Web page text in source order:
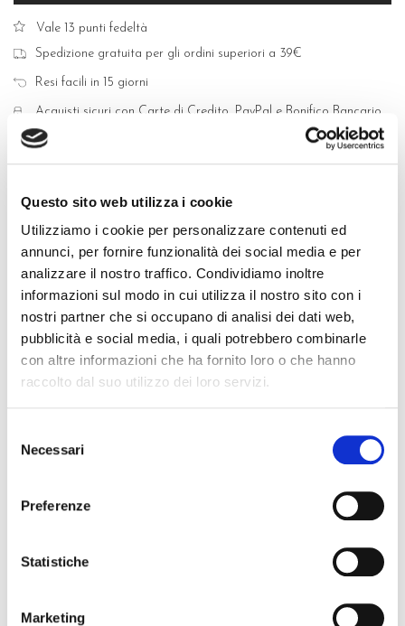
Questo sito web utilizza i cookie
Utilizziamo i cookie per personalizzare contenuti ed
annunci, per fornire funzionalità dei social media e per
analizzare il nostro traffico. Condividiamo inoltre
informazioni sul modo in cui utilizza il nostro sito con i
nostri partner che si occupano di analisi dei dati web,
pubblicità e social media, i quali potrebbero combinarle
con altre informazioni che ha fornito loro o che hanno
raccolto dal suo utilizzo dei loro servizi.
delNecessari
Preferenze
Statistiche
Marketing
Vale 13 punti fedeltà
Spedizione gratuita per gli ordini superiori a 39€
Resi facili in 15 giorni
Acquisti sicuri con Carte di Credito, PayPal e Bonifico Bancario
QUALITÀ MADE IN ITALY
COMPOSIZIONE E LAVAGGIO
GUIDA ALLE TAGLIE
POTREBBERO PIACERTI ANCHE